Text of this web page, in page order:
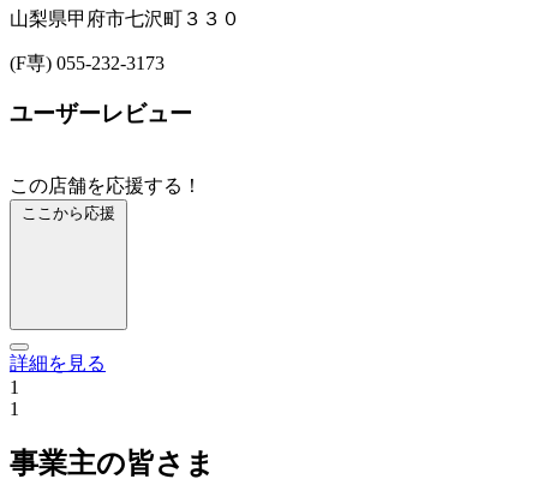
山梨県甲府市七沢町３３０
(F専) 055-232-3173
ユーザーレビュー
この店舗を応援する！
ここから応援
詳細を見る
1
1
事業主の皆さま